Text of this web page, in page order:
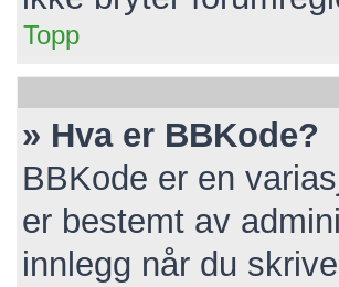
Topp
» Hva er BBKode?
BBKode er en
er bestemt av
innlegg når du